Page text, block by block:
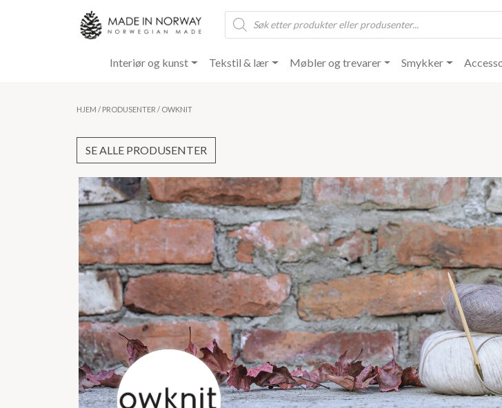
Products
search
Interiør og kunst Tekstil & lær Møbler og trevarer Smykker
HJEM / PRODUSENTER / OWKNIT
SE ALLE PRODUSENTER